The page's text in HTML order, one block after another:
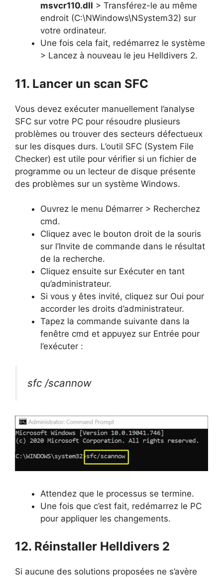
msvcr110.dll > Transférez-le au même
endroit (C:\NWindows\NSystem32) sur
votre ordinateur.
Une fois cela fait, redémarrez le système
> Lancez à nouveau le jeu Helldivers 2.
11. Lancer un scan SFC
Vous devez exécuter manuellement l’analyse
SFC sur votre PC pour résoudre plusieurs
problèmes ou trouver des secteurs défectueux
sur les disques durs. L’outil SFC (System File
Checker) est utile pour vérifier si un fichier de
programme ou un lecteur de disque présente
des problèmes sur un système Windows.
Ouvrez le menu Démarrer > Recherchez
cmd.
Cliquez avec le bouton droit de la souris
sur l’Invite de commande dans le résultat
de la recherche.
Cliquez ensuite sur Exécuter en tant
qu’administrateur.
Si vous y êtes invité, cliquez sur Oui pour
accorder les droits d’administrateur.
Tapez la commande suivante dans la
fenêtre cmd et appuyez sur Entrée pour
l’exécuter :
sfc /scannow
Attendez que le processus se termine.
Une fois que c’est fait, redémarrez le PC
pour appliquer les changements.
12. Réinstaller Helldivers 2
Si aucune des solutions proposées ne s’avère